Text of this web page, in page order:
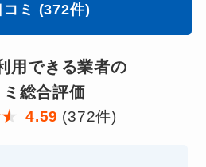
コミ (372件)
用できる業者の
ミ総合評価
★ 4.59 (372件)